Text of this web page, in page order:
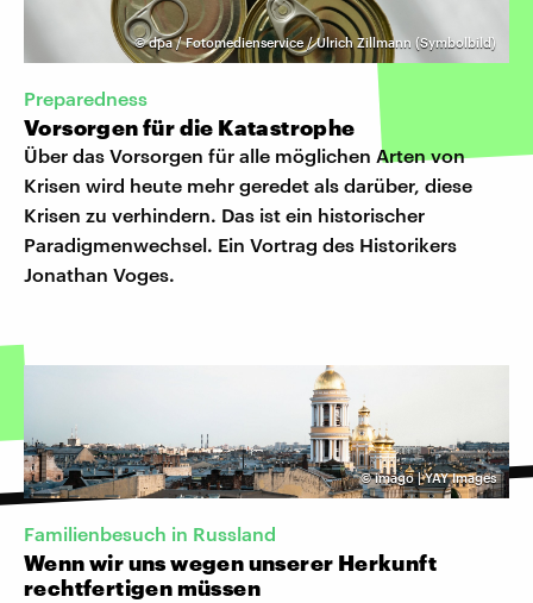
©dpa / Fotomedienservice / Ulrich Zillmann (Symbolbild)
Preparedness
Vorsorgen für die Katastrophe
Über das Vorsorgen für alle möglichen Arten von
Krisen wird heute mehr geredet als darüber, diese
Krisen zu verhindern. Das ist ein historischer
Paradigmenwechsel. Ein Vortrag des Historikers
Jonathan Voges.
©imago | YAY Images
Familienbesuch in Russland
Wenn wir uns wegen unserer Herkunft
rechtfertigen müssen